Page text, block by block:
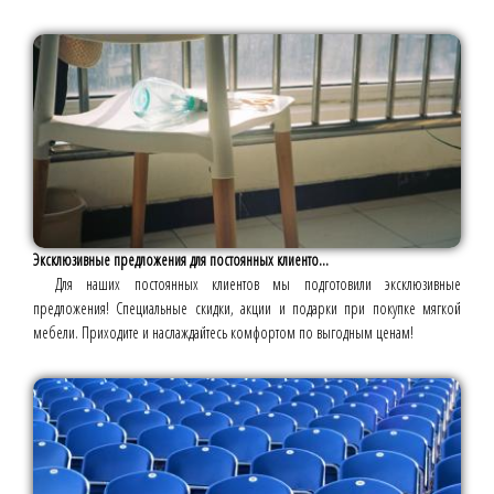
Эксклюзивные предложения для постоянных клиенто...
Для наших постоянных клиентов мы подготовили эксклюзивные
предложения! Специальные скидки, акции и подарки при покупке мягкой
мебели. Приходите и наслаждайтесь комфортом по выгодным ценам!